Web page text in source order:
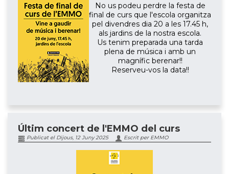
No us podeu perdre la festa de
final de curs que l'escola organitza
pel divendres dia 20 a les 17.45 h,
als jardins de la nostra escola.
Us tenim preparada una tarda
plena de música i amb un
magnífic berenar!!
Reserveu-vos la data!!
Últim concert de l'EMMO del curs
Publicat el Dijous, 12 Juny 2025 Escrit per EMMO